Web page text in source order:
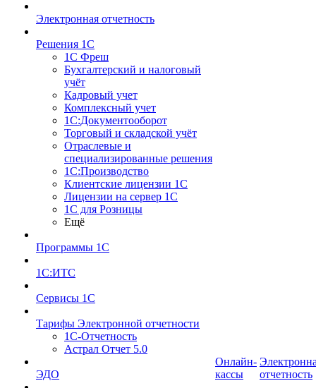
Электронная отчетность
Решения 1С
1С Фреш
Бухгалтерский и налоговый
учёт
Кадровый учет
Комплексный учет
1С:Документооборот
Торговый и складской учёт
Отраслевые и
специализированные решения
1С:Производство
Клиентские лицензии 1С
Лицензии на сервер 1С
1С для Розницы
Ещё
Программы 1С
1С:ИТС
Сервисы 1С
Тарифы Электронной отчетности
1С-Отчетность
Астрал Отчет 5.0
ЭДО
Онлайн-
кассы
отчетность